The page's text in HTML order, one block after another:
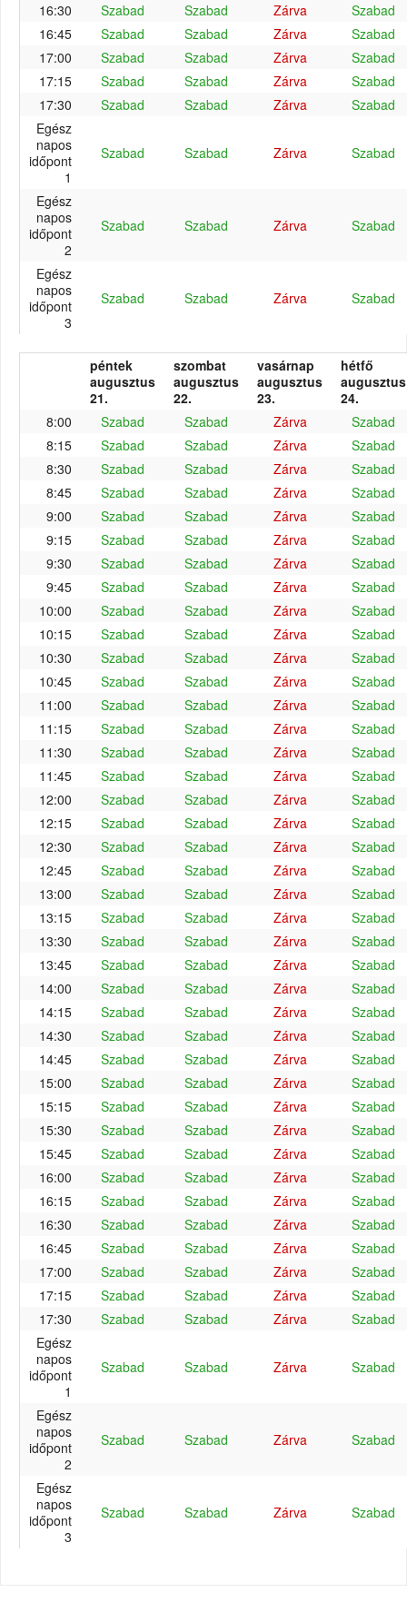
16:30 Szabad Szabad Zárva
Szabad
16:45
Szabad Szabad Zárva
Szabad
17:00
Szabad Szabad Zárva
Szabad
17:15
Szabad Szabad Zárva
Szabad
17:30
Szabad Szabad Zárva
Szabad
Egész
napos
időpont
1
Szabad Szabad Zárva Szabad
Egész
napos
időpont
2
Szabad Szabad Zárva Szabad
Egész
napos
időpont
3
Szabad Szabad Zárva Szabad
péntek
augusztus
21.
szombat
augusztus
22.
vasárnap
augusztus
23.
hétfő
augusztus
24.
8:00
Szabad Szabad Zárva
Szabad
8:15
Szabad Szabad Zárva
Szabad
8:30
Szabad Szabad Zárva
Szabad
8:45
Szabad Szabad Zárva
Szabad
9:00
Szabad Szabad Zárva
Szabad
9:15
Szabad Szabad Zárva
Szabad
9:30
Szabad Szabad Zárva
Szabad
9:45
Szabad Szabad Zárva
Szabad
10:00
Szabad Szabad Zárva
Szabad
10:15
Szabad Szabad Zárva
Szabad
10:30
Szabad Szabad Zárva
Szabad
10:45
Szabad Szabad Zárva
Szabad
11:00
Szabad Szabad Zárva
Szabad
11:15
Szabad Szabad Zárva
Szabad
11:30
Szabad Szabad Zárva
Szabad
11:45
Szabad Szabad Zárva
Szabad
12:00
Szabad Szabad Zárva
Szabad
12:15
Szabad Szabad Zárva
Szabad
12:30
Szabad Szabad Zárva
Szabad
12:45
Szabad Szabad Zárva
Szabad
13:00
Szabad Szabad Zárva
Szabad
13:15
Szabad Szabad Zárva
Szabad
13:30
Szabad Szabad Zárva
Szabad
13:45
Szabad Szabad Zárva
Szabad
14:00
Szabad Szabad Zárva
Szabad
14:15
Szabad Szabad Zárva
Szabad
14:30
Szabad Szabad Zárva
Szabad
14:45
Szabad Szabad Zárva
Szabad
15:00
Szabad Szabad Zárva
Szabad
15:15
Szabad Szabad Zárva
Szabad
15:30
Szabad Szabad Zárva
Szabad
15:45
Szabad Szabad Zárva
Szabad
16:00
Szabad Szabad Zárva
Szabad
16:15
Szabad Szabad Zárva
Szabad
16:30
Szabad Szabad Zárva
Szabad
16:45
Szabad Szabad Zárva
Szabad
17:00
Szabad Szabad Zárva
Szabad
17:15
Szabad Szabad Zárva
Szabad
17:30
Szabad Szabad Zárva
Szabad
Egész
napos
időpont
1
Szabad Szabad Zárva Szabad
Egész
napos
időpont
2
Szabad Szabad Zárva Szabad
Egész
napos
időpont
3
Szabad Szabad Zárva Szabad